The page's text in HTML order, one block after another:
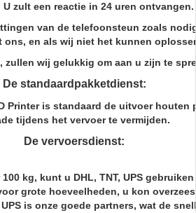
U zult een reactie in 24 uren ontvangen.
van de telefoonsteun zoals
ons, en als wij niet het kunnen
zullen wij gelukkig om aan u zijn te
De standaardpakketdienst:
Printer is standaard de uitvoer houten
tijdens het vervoer te vermijden.
De vervoersdienst:
kg, kunt u DHL, TNT, UPS
grote hoeveelheden, u kon
is onze goede partners, wat de